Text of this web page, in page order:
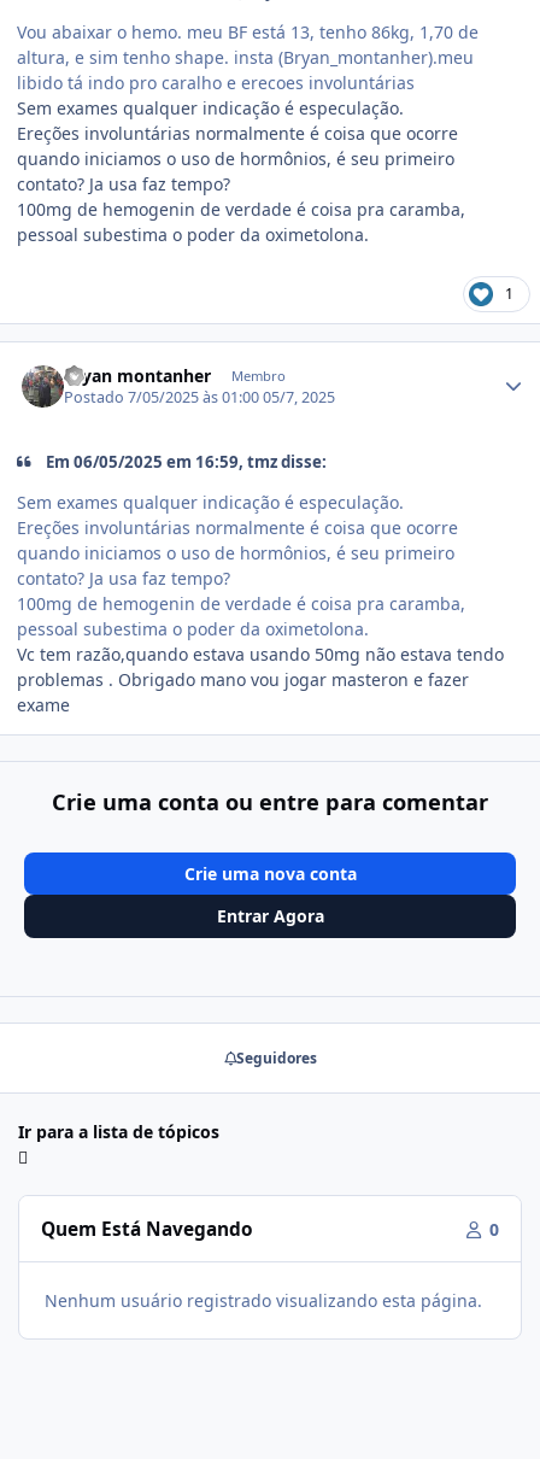
Vou abaixar o hemo. meu BF está 13, tenho 86kg, 1,70 de
altura, e sim tenho shape. insta (Bryan_montanher).meu
libido tá indo pro caralho e erecoes involuntárias
Sem exames qualquer indicação é especulação.
Ereções involuntárias normalmente é coisa que ocorre
quando iniciamos o uso de hormônios, é seu primeiro
contato? Ja usa faz tempo?
100mg de hemogenin de verdade é coisa pra caramba,
pessoal subestima o poder da oximetolona.
1
Bryan montanher Membro
Postado7/05/2025 às 01:0005/7, 2025
Em 06/05/2025 em 16:59, tmz disse:
Sem exames qualquer indicação é especulação.
Ereções involuntárias normalmente é coisa que ocorre
quando iniciamos o uso de hormônios, é seu primeiro
contato? Ja usa faz tempo?
100mg de hemogenin de verdade é coisa pra caramba,
pessoal subestima o poder da oximetolona.
Vc tem razão,quando estava usando 50mg não estava tendo
problemas . Obrigado mano vou jogar masteron e fazer
exame
Crie uma conta ou entre para comentar
Crie uma nova conta
Entrar Agora
Seguidores
Ir para a lista de tópicos
Quem Está Navegando 0
Nenhum usuário registrado visualizando esta página.